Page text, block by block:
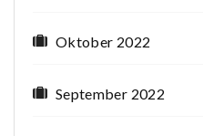
Oktober 2022
September 2022